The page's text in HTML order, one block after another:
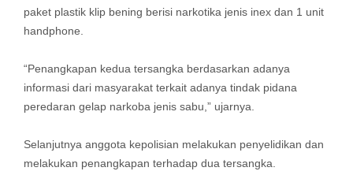
paket plastik klip bening berisi narkotika jenis inex dan 1 unit
handphone.
“Penangkapan kedua tersangka berdasarkan adanya
informasi dari masyarakat terkait adanya tindak pidana
peredaran gelap narkoba jenis sabu,” ujarnya.
Selanjutnya anggota kepolisian melakukan penyelidikan dan
melakukan penangkapan terhadap dua tersangka.